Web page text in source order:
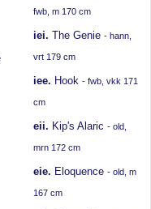
fwb, m 170 cm
iei. The Genie - hann,
vrt 179 cm
iee. Hook - fwb, vkk 171
cm
eii. Kip's Alaric - old,
mrn 172 cm
eie. Eloquence - old, m
167 cm